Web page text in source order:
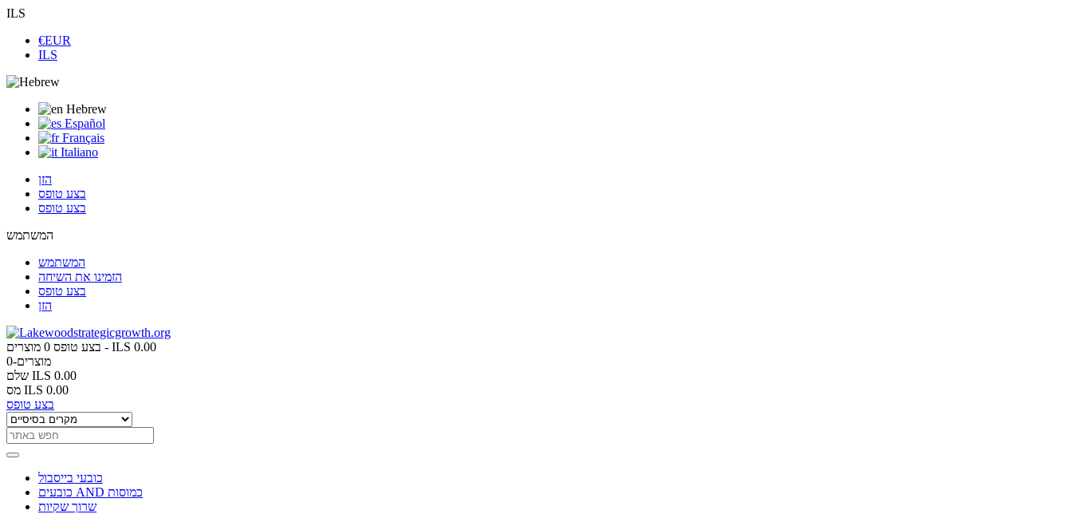
ILS
€EUR
ILS
Hebrew
Español
Français
Italiano
הזן
בצע טופס
בצע טופס
המשתמש
המשתמש
הזמינו את השיחה
בצע טופס
הזן
בצע טופס 0 מוצרים - ILS 0.00
0-מוצרים
שלם ILS 0.00
מס ILS 0.00
בצע טופס
כובעי בייסבול
כובעים AND כמוסות
שרוך שקיות